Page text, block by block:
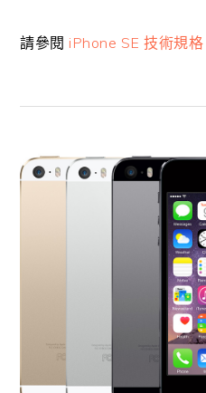
請參閱 iPhone SE 技術規格